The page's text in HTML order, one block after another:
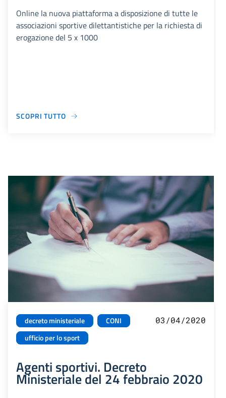
Online la nuova piattaforma a disposizione di tutte le
associazioni sportive dilettantistiche per la richiesta di
erogazione del 5 x 1000
SCOPRI TUTTO
decreto ministeriale
CONI
ufficio per lo sport
03/04/2020
Agenti sportivi. Decreto
Ministeriale del 24 febbraio 2020